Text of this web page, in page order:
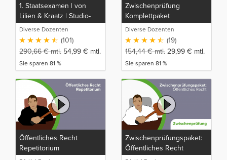
1. Staatsexamen | von
Lilien & Kraatz | Studio-
Rep
Diverse Dozenten
(101)
290,66€mtl. 54,99 € mtl.
Sie sparen 81 %
Zwischenprüfung
Komplettpaket
Diverse Dozenten
(19)
154,44€mtl. 29,99 € mtl.
Sie sparen 81 %
Öffentliches Recht
Repetitorium
Zwischenprüfungspaket:
Öffentliches Recht